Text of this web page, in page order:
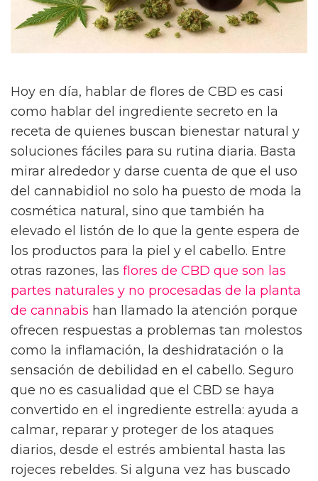
Hoy en día, hablar de flores de CBD es casi
como hablar del ingrediente secreto en la
receta de quienes buscan bienestar natural y
soluciones fáciles para su rutina diaria. Basta
mirar alrededor y darse cuenta de que el uso
del cannabidiol no solo ha puesto de moda la
cosmética natural, sino que también ha
elevado el listón de lo que la gente espera de
los productos para la piel y el cabello. Entre
otras razones, las flores de CBD que son las
partes naturales y no procesadas de la planta
de cannabis han llamado la atención porque
ofrecen respuestas a problemas tan molestos
como la inflamación, la deshidratación o la
sensación de debilidad en el cabello. Seguro
que no es casualidad que el CBD se haya
convertido en el ingrediente estrella: ayuda a
calmar, reparar y proteger de los ataques
diarios, desde el estrés ambiental hasta las
rojeces rebeldes. Si alguna vez has buscado